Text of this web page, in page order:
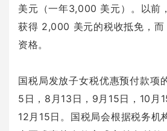
美元（一年3,000 美元）。以前
获得 2,000 美元的税收抵免，而
资格。
国税局发放子女税优惠预付款项
5日，8月13日，9月15日，10月
12月15日。国税局会根据税务机